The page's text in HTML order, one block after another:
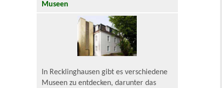
Museen
In Recklinghausen gibt es verschiedene
Museen zu entdecken, darunter das